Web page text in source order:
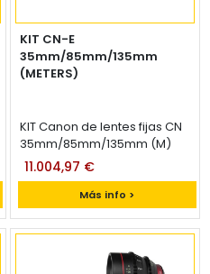
KIT CN-E
35mm/85mm/135mm
(METERS)
KIT Canon de lentes fijas CN
35mm/85mm/135mm (M)
Más info >
11.004,97 €